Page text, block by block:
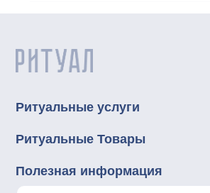
Ритуальные услуги
Ритуальные Товары
Полезная информация